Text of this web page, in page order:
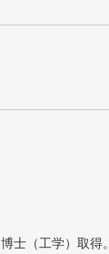
士（工学）取得。